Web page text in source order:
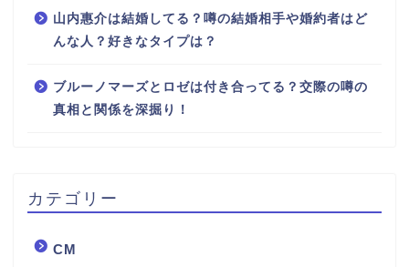
山内惠介は結婚してる？噂の結婚相手や婚約者はど
んな人？好きなタイプは？
ブルーノマーズとロゼは付き合ってる？交際の噂の
真相と関係を深掘り！
カテゴリー
CM